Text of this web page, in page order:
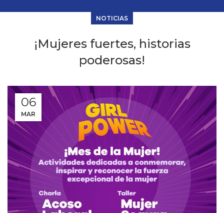
NOTICIAS
¡Mujeres fuertes, historias
poderosas!
06
MAR